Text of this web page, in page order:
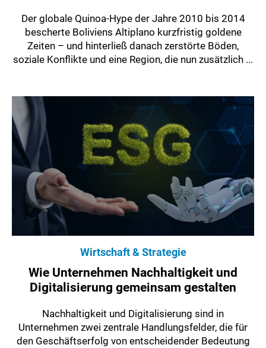
Der globale Quinoa-Hype der Jahre 2010 bis 2014
bescherte Boliviens Altiplano kurzfristig goldene
Zeiten – und hinterließ danach zerstörte Böden,
soziale Konflikte und eine Region, die nun zusätzlich ...
Wirtschaft & Strategie
Wie Unternehmen Nachhaltigkeit und
Digitalisierung gemeinsam gestalten
Nachhaltigkeit und Digitalisierung sind in
Unternehmen zwei zentrale Handlungsfelder, die für
den Geschäftserfolg von entscheidender Bedeutung